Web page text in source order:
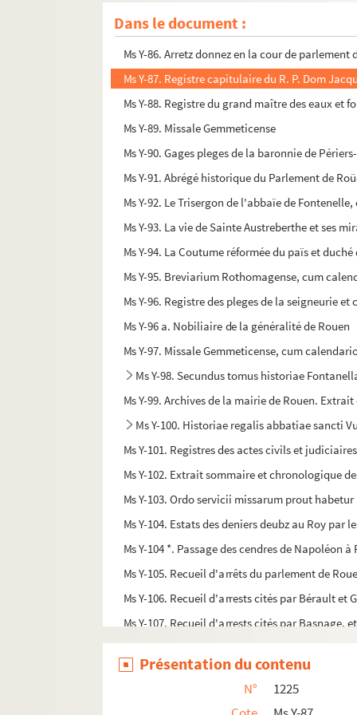
Dans le document :
Ms Y-84. Placita Scacarii Rothomagensis
Ms Y-85. Conférences des avocats du
Ms Y-86. Arretz donnez en la cour de
Ms Y-87. Registre capitulaire du R. P. Dom
Ms Y-88. Registre du grand maître des eaux
Ms Y-89. Missale Gemmeticense
Ms Y-90. Gages pleges de la baronnie de
Ms Y-91. Abrégé historique du Parlement de
Ms Y-92. Le Trisergon de l'abbaïe de
Ms Y-93. La vie de Sainte Austreberthe et ses
Ms Y-94. La Coutume réformée du païs et
Ms Y-95. Breviarium Rothomagense, cum
Ms Y-96. Registre des pleges de la seigneurie
Ms Y-96 a. Nobiliaire de la généralité de Rouen
Ms Y-97. Missale Gemmeticense, cum
Ms Y-98. Secundus tomus historiae
Ms Y-99. Archives de la mairie de Rouen.
Ms Y-100. Historiae regalis abbatiae sancti
Ms Y-101. Registres des actes civils et
Ms Y-102. Extrait sommaire et chronologique
Ms Y-103. Ordo servicii missarum prout
Ms Y-104. Estats des deniers deubz au Roy
Ms Y-104 *. Passage des cendres de Napoléon
Ms Y-105. Recueil d'arrêts du parlement de
Ms Y-106. Recueil d'arrests cités par Bérault et
Ms Y-107. Recueil d'arrests cités par Basnage,
Ms Y-108. Breve per totum annum secundum
Ms Y-109. Vitae sanctorum et Sermones
Ms Y-110. Ordinarius ecclesiae
Présentation du contenu
N°
1225